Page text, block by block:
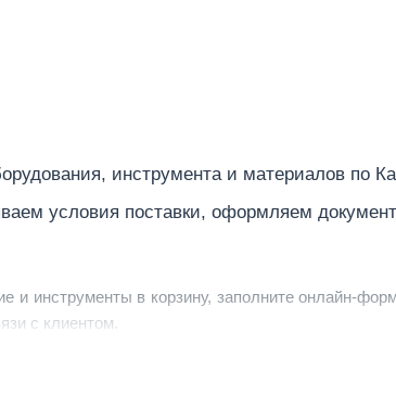
инструмента и материалов по
условия поставки, оформляем
и инструменты в корзину, заполните онлайн-
с клиентом.
детали, рассчитать стоимость поставки и